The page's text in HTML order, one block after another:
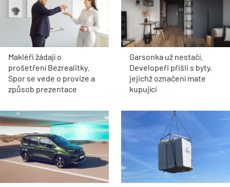
Makléři žádají o
prošetření Bezrealitky.
Spor se vede o provize a
způsob prezentace
Garsonka už nestačí.
Developeři přišli s byty,
jejichž označení mate
kupující